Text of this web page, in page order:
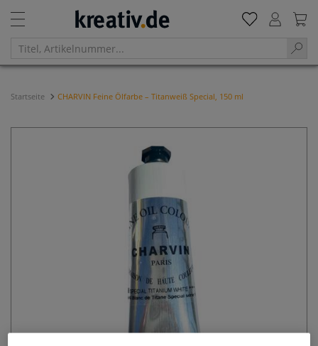
Startseite CHARVIN Feine Ölfarbe – Titanweiß Special, 150 ml